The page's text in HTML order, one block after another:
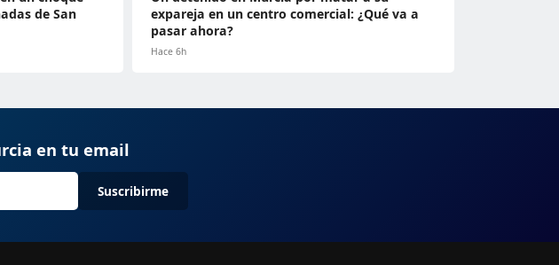
de San
expareja en un centro comercial: ¿Qué va a
pasar ahora?
Hace 6h
en tu email
Suscribirme